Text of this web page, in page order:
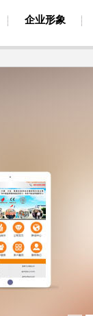
企业形象